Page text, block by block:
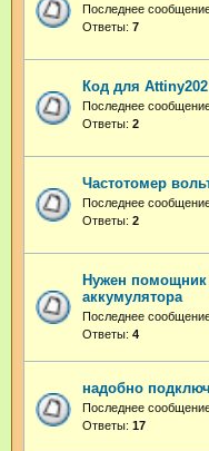
Последнее
Ответы: 7
Код для Attiny202
Последнее
Ответы: 2
Частотомер
Последнее
Ответы: 2
Нужен помощник
аккумулятора
Последнее
Ответы: 4
надобно
Последнее
Ответы: 17